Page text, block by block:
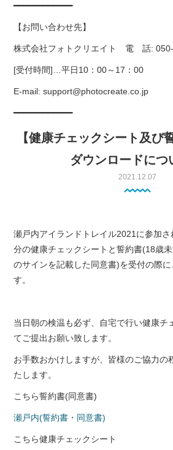
━━━━━━━━━━━━
【お問い合わせ先】
株式会社フォトクリエイト 電 話:
[受付時間]…平日10：00～17：00
E-mail: support@photocreate.co.jp
━━━━━━━━━━━━
【健康チェックシート及び
ダウンロードにつ
2021.12.07
瀬戸内アイランドトレイル2021に参加
分の健康チェックシートと誓約書(18歳
のサインを記載した同意書)を受付の際
す。
当日朝の検温も必ず、自宅で行い健康チ
てご提出お願い致します。
お手数おかけしますが、皆様のご協力の
たします。
こちら誓約書(同意書)
瀬戸内(誓約書・同意書)
こちら健康チェックシート